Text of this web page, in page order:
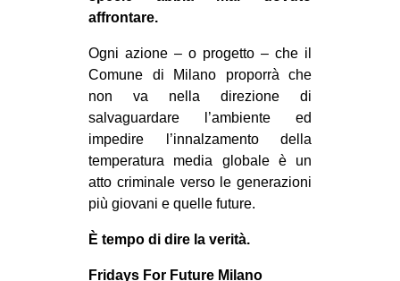
affrontare.
Ogni azione – o progetto – che il
Comune di Milano proporrà che
non va nella direzione di
salvaguardare l’ambiente ed
impedire l’innalzamento della
temperatura media globale è un
atto criminale verso le generazioni
più giovani e quelle future.
È tempo di dire la verità.
Fridays For Future Milano